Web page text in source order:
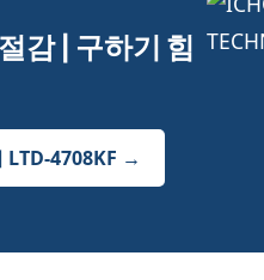
감 | 구하기 힘
LTD-4708KF →